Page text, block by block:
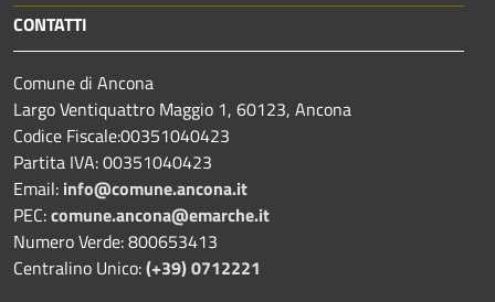
CONTATTI
Comune di Ancona
Largo Ventiquattro Maggio 1, 60123, Ancona
Codice Fiscale:00351040423
Partita IVA: 00351040423
Email: info@comune.ancona.it
PEC:comune.ancona@emarche.it
Numero Verde: 800653413
Centralino Unico:(+39) 0712221